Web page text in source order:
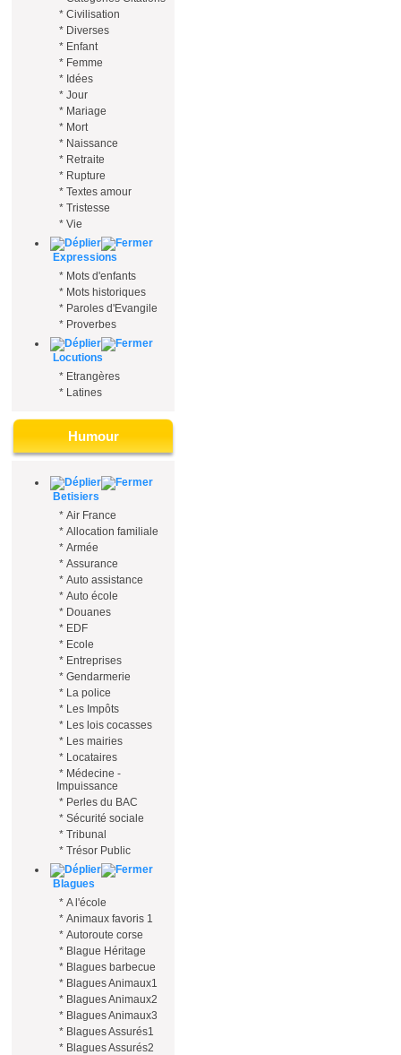
* Civilisation
* Diverses
* Enfant
* Femme
* Idées
* Jour
* Mariage
* Mort
* Naissance
* Retraite
* Rupture
* Textes amour
* Tristesse
* Vie
Expressions
* Mots d'enfants
* Mots historiques
* Paroles d'Evangile
* Proverbes
Locutions
* Etrangères
* Latines
Humour
Betisiers
* Air France
* Allocation familiale
* Armée
* Assurance
* Auto assistance
* Auto école
* Douanes
* EDF
* Ecole
* Entreprises
* Gendarmerie
* La police
* Les Impôts
* Les lois cocasses
* Les mairies
* Locataires
* Médecine -
Impuissance
* Perles du BAC
* Sécurité sociale
* Tribunal
* Trésor Public
Blagues
* A l'école
* Animaux favoris 1
* Autoroute corse
* Blague Héritage
* Blagues barbecue
* Blagues Animaux1
* Blagues Animaux2
* Blagues Animaux3
* Blagues Assurés1
* Blagues Assurés2